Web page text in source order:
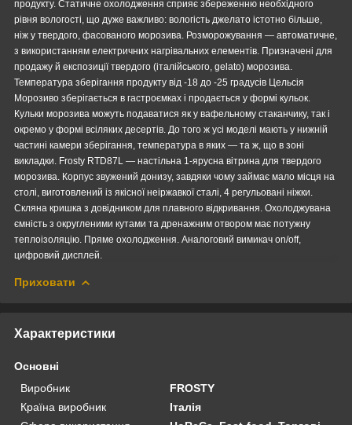
продукту. Статичне охолодження сприяє збереженню необхідного
рівня вологості, що дуже важливо: вологість джелато істотно більше,
ніж у твердого, фасованого морозива. Розморожування — автоматичне,
з використанням електричних нагрівальних елементів. Призначені для
продажу й експозиції твердого (італійського, gelato) морозива.
Температура зберігання продукту від -18 до -25 градусів Цельсія
Морозиво зберігається в гастроємках і продається у формі кульок.
Кульки морозива можуть подаватися як у вафельному стаканчику, так і
окремо у формі всіляких десертів. До того ж усі моделі мають у нижній
частині камери зберігання, температура в яких — та ж, що в зоні
викладки. Frosty RTD87L — настільна 1-ярусна вітрина для твердого
морозива. Корпус звужений донизу, завдяки чому займає мало місця на
столі, виготовлений із якісної неіржавкої сталі, 4 регульовані ніжки.
Скляна кришка з довідником для плавного відкривання. Охолоджувана
ємність з округленими кутами та дренажним отвором має потужну
теплоізоляцію. Пряме охолодження. Аналоговий вимикач on/off,
цифровий дисплей.
Приховати
Характеристики
Основні
Виробник
FROSTY
Країна виробник
Італія